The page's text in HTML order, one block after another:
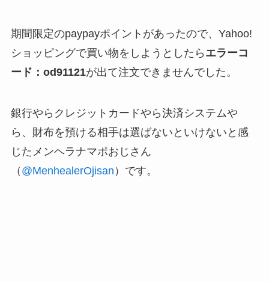
期間限定のpaypayポイントがあったので、Yahoo!
ショッピングで買い物をしようとしたら エラーコ
ード：od91121が出て注文できませんでした。
銀行やらクレジットカードやら決済システムや
ら、財布を預ける相手は選ばないといけないと感
じたメンヘラナマポおじさん
（ @MenhealerOjisan ）です。